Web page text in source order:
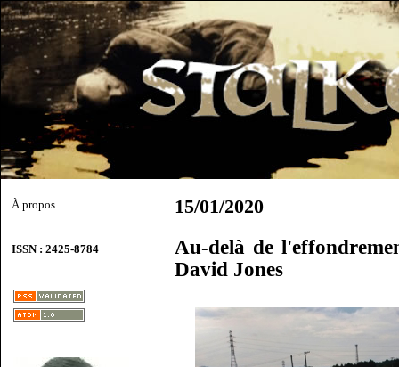
À propos
ISSN : 2425-8784
15/01/2020
Au-delà de
David Jones